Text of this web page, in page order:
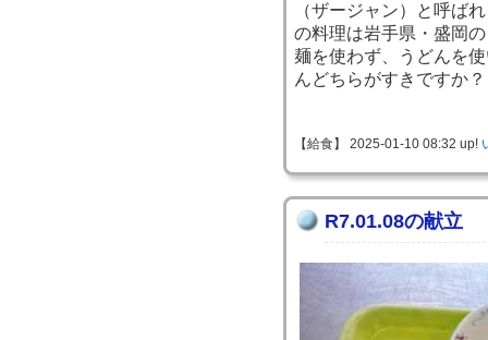
（ザージャン）と呼ば
の料理は岩手県・盛岡
麺を使わず、うどんを
んどちらがすきですか？
【給食】 2025-01-10 08:32 up!
R7.01.08の献立